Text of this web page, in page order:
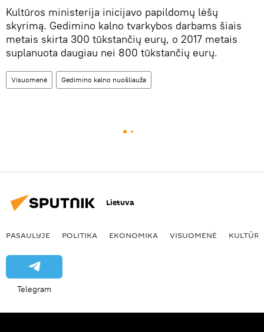
Kultūros ministerija inicijavo papildomų lėšų
skyrimą. Gedimino kalno tvarkybos darbams šiais
metais skirta 300 tūkstančių eurų, o 2017 metais
suplanuota daugiau nei 800 tūkstančių eurų.
Visuomenė Gedimino kalno nuošliauža
Lietuva
PASAULYJE POLITIKA EKONOMIKA VISUOMENĖ KULTŪRA
Telegram